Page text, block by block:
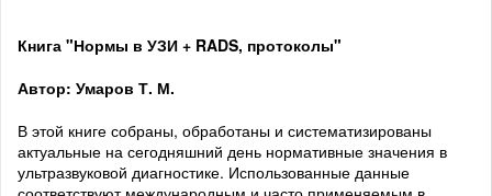
Книга "Нормы в УЗИ + RADS, протоколы"
Автор: Умаров Т. М.
В этой книге собраны, обработаны и систематизированы
актуальные на сегодняшний день нормативные значения в
ультразвуковой диагностике. Использованные данные